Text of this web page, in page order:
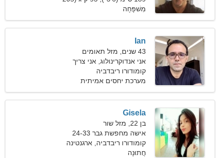
פאונד)
מִשׁפָּחָה
Ian
43 שנים, מזל תאומים
אני אנדוקרינולוג, אני צריך
אישה נפלאה
קומודורו ריבדביה
מערכת יחסים אמיתית
Gisela
בן 22, מזל שור
אישה מחפשת גבר 24-33
קומודורו ריבדביה, ארגנטינה
חֲתוּנָה